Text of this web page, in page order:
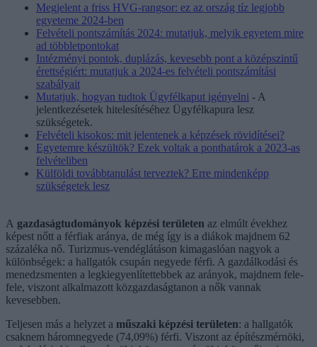
Megjelent a friss HVG-rangsor: ez az ország tíz legjobb
egyeteme 2024-ben
Felvételi pontszámítás 2024: mutatjuk, melyik egyetem mire
ad többletpontokat
Intézményi pontok, duplázás, kevesebb pont a középszintű
érettségiért: mutatjuk a 2024-es felvételi pontszámítási
szabályait
Mutatjuk, hogyan tudtok Ügyfélkaput igényelni - A
jelentkezésetek hitelesítéséhez Ügyfélkapura lesz
szükségetek.
Felvételi kisokos: mit jelentenek a képzések rövidítései?
Egyetemre készültök? Ezek voltak a ponthatárok a 2023-as
felvételiben
Külföldi továbbtanulást terveztek? Erre mindenképp
szükségetek lesz
A gazdaságtudományok képzési területen az elmúlt évekhez
képest nőtt a férfiak aránya, de még így is a diákok majdnem 62
százaléka nő. Turizmus-vendéglátáson kimagaslóan nagyok a
különbségek: a hallgatók csupán negyede férfi. A gazdálkodási és
menedzsmenten a legkiegyenlítettebbek az arányok, majdnem fele-
fele, viszont alkalmazott közgazdaságtanon a nők vannak
kevesebben.
Teljesen más a helyzet a műszaki képzési területen: a hallgatók
csaknem háromnegyede (74,09%) férfi. Viszont az építészmérnöki,